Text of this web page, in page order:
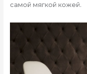
самой мягкой кожей.